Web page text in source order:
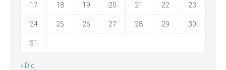
17 18 19 20 21 22 23
24 25 26 27 28 29 30
31
« Dic